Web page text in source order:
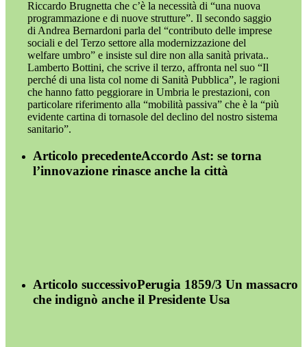
Riccardo Brugnetta che c’è la necessità di “una nuova
programmazione e di nuove strutture”. Il secondo saggio
di Andrea Bernardoni parla del “contributo delle imprese
sociali e del Terzo settore alla modernizzazione del
welfare umbro” e insiste sul dire non alla sanità privata..
Lamberto Bottini, che scrive il terzo, affronta nel suo “Il
perché di una lista col nome di Sanità Pubblica”, le ragioni
che hanno fatto peggiorare in Umbria le prestazioni, con
particolare riferimento alla “mobilità passiva” che è la “più
evidente cartina di tornasole del declino del nostro sistema
sanitario”.
Articolo precedenteAccordo Ast: se torna
l’innovazione rinasce anche la città
Articolo successivoPerugia 1859/3 Un massacro
che indignò anche il Presidente Usa